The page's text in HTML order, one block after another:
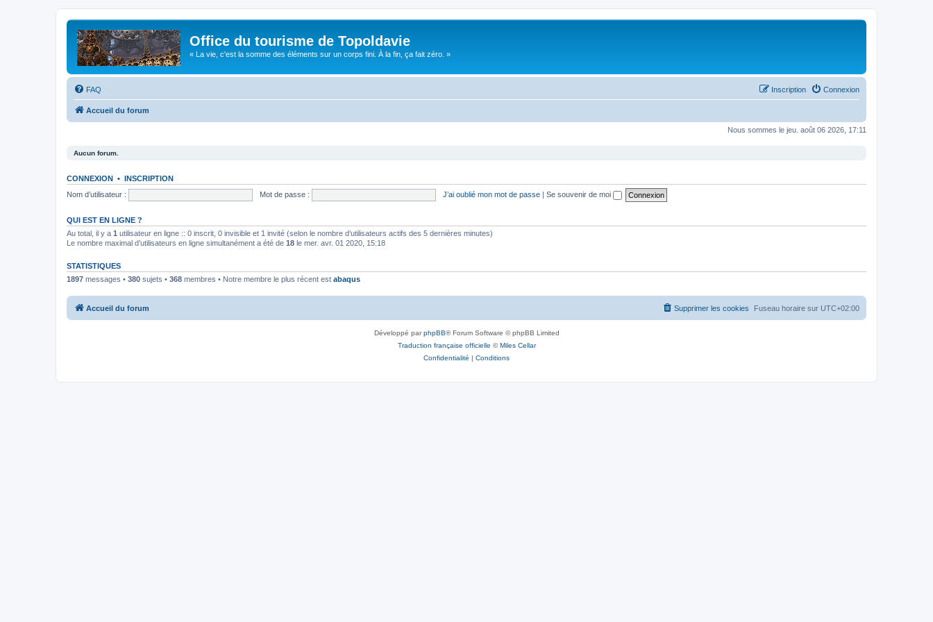
Office du tourisme de Topoldavie
« La vie, c'est la somme des éléments sur un corps fini. À la fin, ça fait zéro. »
FAQ Connexion
Inscription
Accueil du forum
Nous sommes le jeu. août 06 2026, 17:11
Aucun forum.
CONNEXION • INSCRIPTION
Nom d’utilisateur :
Mot de passe : J’ai oublié mon mot de passe | Se souvenir de moi
QUI EST EN LIGNE ?
Au total, il y a 1 utilisateur en ligne :: 0 inscrit, 0 invisible et 1 invité (selon le nombre d’utilisateurs actifs des 5 dernières minutes)
Le nombre maximal d’utilisateurs en ligne simultanément a été de 18 le mer. avr. 01 2020, 15:18
STATISTIQUES
1897 messages • 380 sujets • 368 membres • Notre membre le plus récent est abaqus
Accueil du forum Fuseau horaire sur UTC+02:00
Supprimer les cookies
Développé parphpBB® Forum Software © phpBB Limited
Traduction française officielle ©Miles Cellar
Confidentialité | Conditions